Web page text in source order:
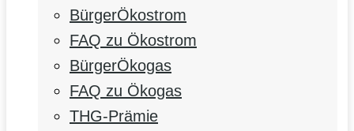
BürgerÖkostrom
FAQ zu Ökostrom
BürgerÖkogas
FAQ zu Ökogas
THG-Prämie